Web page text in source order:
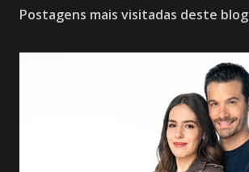
Postagens mais visitadas deste blog